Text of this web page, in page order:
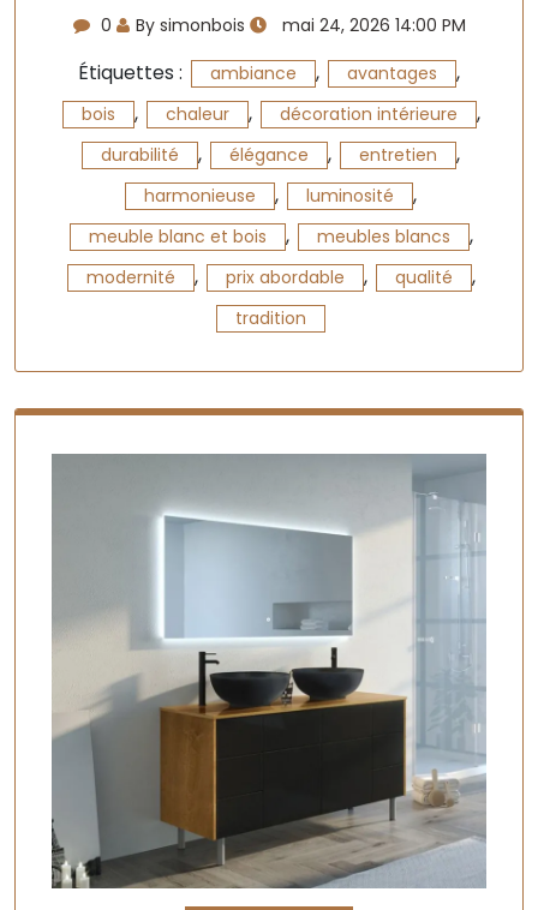
0 By simonbois mai 24, 2026 14:00 PM
Étiquettes : ambiance , avantages ,
bois , chaleur , décoration intérieure ,
durabilité , élégance , entretien ,
harmonieuse , luminosité ,
meuble blanc et bois , meubles blancs ,
modernité , prix abordable , qualité ,
tradition